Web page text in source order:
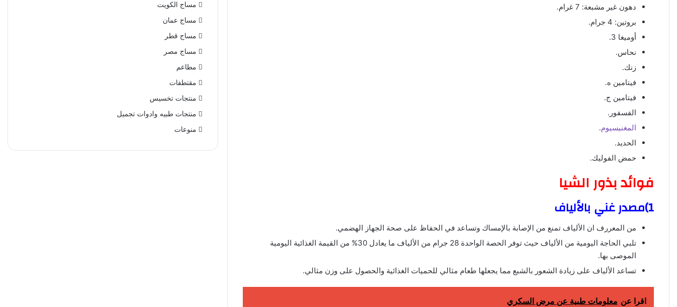
دهون غير مشبعة: 7 غرام.
بروتين: 4 جرام.
أوميغا 3.
نحاس.
زنك.
فيتامين ه.
فيتامين ج.
الفسفور.
المغنيسيوم.
الحديد.
حمض الفوليك.
فوائد بذور الشيا
1)مصدر غني بالألياف
من المعررف ان الألياف تمنع من الإصابة بالإمساك وتساعد في الحفاظ على صحة الجهاز الهضمي.
تلبي الحاجة اليومية من الألياف حيث توفر الحصة الواحدة 28 جرام من الألياف ما يعادل 30% من القيمة الغذائية اليومية
الموصى بها.
تساعد الألياف على زيادة الشعور بالشبع مما يجعلها طعام مثالي للحميات الغذائية والحصول على وزن مثالي.
اقرا عن معلومات طبية عن مرض السكري
مساج الكويت
مساج عمان
مساج قطر
مساج مصر
مطاعم
مقتطفات
منتجات تخسيس
منتجات طبيه وادوات تجميل
منوعات